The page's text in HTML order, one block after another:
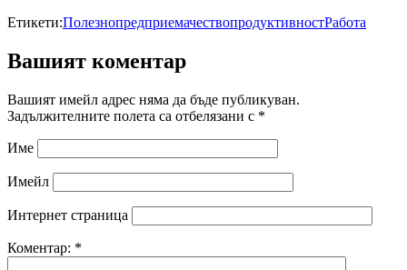
Етикети:ПолезнопредприемачествопродуктивностРабота
Вашият коментар
Вашият имейл адрес няма да бъде публикуван.
Задължителните полета са отбелязани с *
Име
Имейл
Интернет страница
Коментар: *